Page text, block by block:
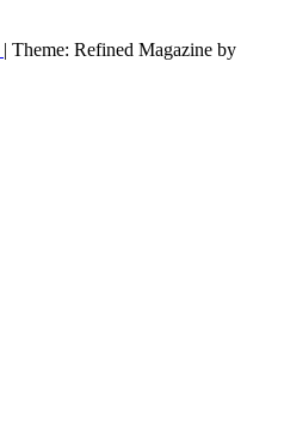
| Theme: Refined Magazine by